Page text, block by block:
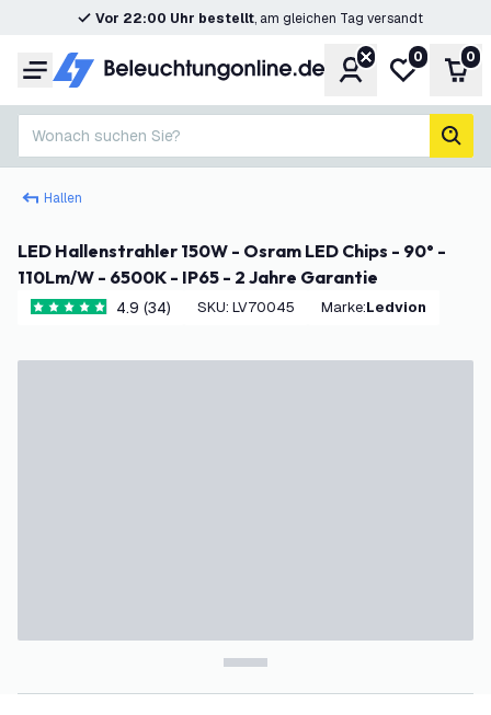
Vor 22:00 Uhr bestellt, am gleichen Tag versandt
Menü KontoMeine
0 0
Wonach suchen Sie?
Hallen
LED Hallenstrahler 150W - Osram LED Chips - 90° -
110Lm/W - 6500K - IP65 - 2 Jahre Garantie
4.9 Bewertungssterne
4.9 (34) SKU: LV70045 Marke: Ledvion